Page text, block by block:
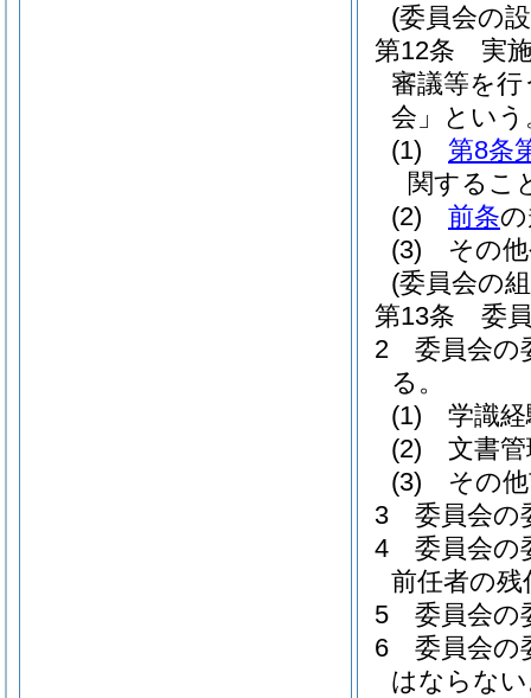
(委員会の
第12条
実
審議等を
会」という
(1)
第8条
関するこ
(2)
前条
(3)
その
(委員会の
第13条
委
2
委員会の
る。
(1)
学識
(2)
文書
(3)
その
3
委員会の
4
委員会の
前任者の
5
委員会の
6
委員会の
はならな